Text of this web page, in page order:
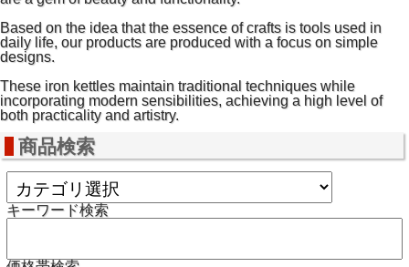
Based on the idea that the essence of crafts is tools used in
daily life, our products are produced with a focus on simple
designs.
These iron kettles maintain traditional techniques while
incorporating modern sensibilities, achieving a high level of
both practicality and artistry.
商品検索
キーワード検索